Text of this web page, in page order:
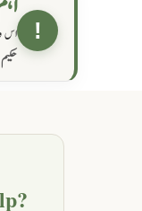
!
اس